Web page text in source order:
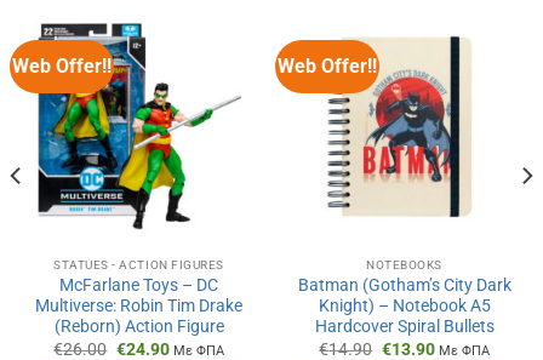
Web Offer!!
STATUES - ACTION FIGURES
McFarlane Toys – DC
Multiverse: Robin Tim Drake
(Reborn) Action Figure
€26.00 Original
€24.90ΗΜε ΦΠΑ
Web Offer!!
NOTEBOOKS
Batman (Gotham’s City Dark
Knight) – Notebook A5
Hardcover Spiral Bullets
€14.90 Original
€13.90ΗΜε ΦΠΑ